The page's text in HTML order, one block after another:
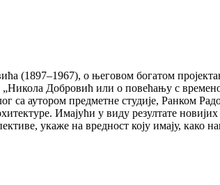
(1897–1967), о његовом богатом
Добровић или о повећању с
са аутором предметне студије, Ранком
Имајући у виду резултате
укаже на вредност коју имају, како